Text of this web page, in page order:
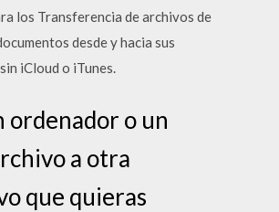
los Transferencia de archivos de
desde y hacia sus
iCloud o iTunes.
ordenador o un
a otra
que quieras